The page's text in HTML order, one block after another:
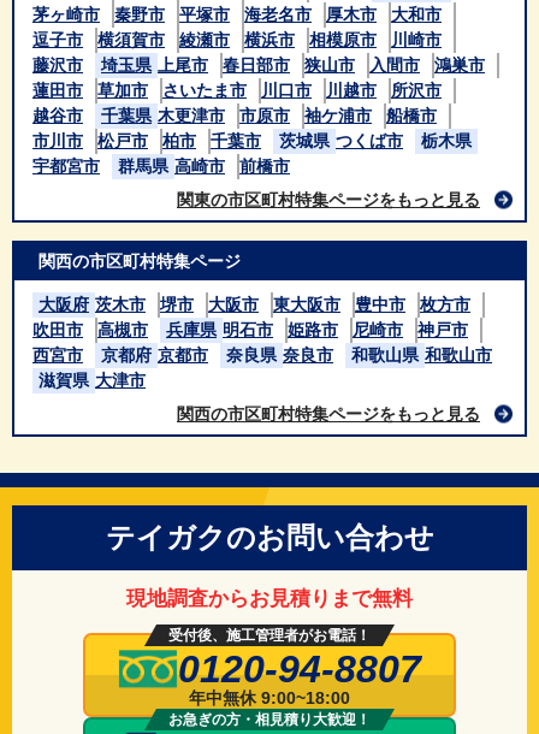
茅ヶ崎市
秦野市 平塚市 海老名市 厚木市
大和市
逗子市
横須賀市 綾瀬市 横浜市 相模原市
川崎市
藤沢市
埼玉県 上尾市 春日部市 狭山市 入間市
鴻巣市
蓮田市
草加市 さいたま市 川口市 川越市
所沢市
越谷市
千葉県 木更津市 市原市 袖ケ浦市
船橋市
市川市
松戸市 柏市 千葉市 茨城県 つくば市
栃木県
宇都宮市
群馬県 高崎市
前橋市
関東の市区町村特集ページをもっと見る
関西の市区町村特集ページ
大阪府 茨木市 堺市 大阪市 東大阪市 豊中市
枚方市
吹田市
高槻市 兵庫県 明石市 姫路市 尼崎市
神戸市
西宮市
京都府 京都市 奈良県 奈良市 和歌山県 和歌山市
滋賀県 大津市
関西の市区町村特集ページをもっと見る
テイガクのお問い合わせ
現地調査からお見積りまで無料
受付後、施工管理者がお電話！
0120-94-8807
年中無休 9:00~18:00
お急ぎの方・相見積り大歓迎！